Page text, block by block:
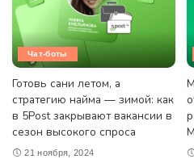
Чат-боты
Готовь сани летом, а
стратегию найма — зимой: как
в 5Post закрывают вакансии в
сезон высокого спроса
21 ноября, 2024